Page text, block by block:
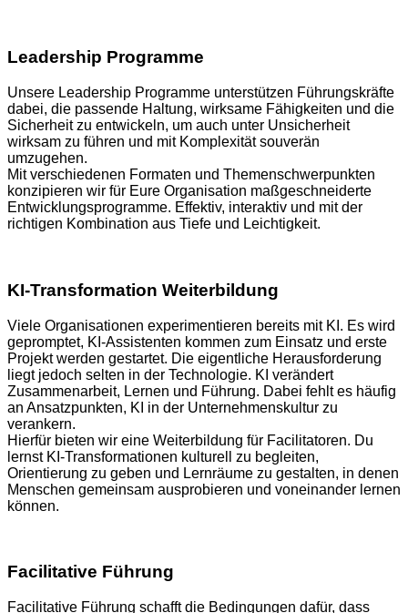
Leadership Programme
Unsere Leadership Programme unterstützen Führungskräfte
dabei, die passende Haltung, wirksame Fähigkeiten und die
Sicherheit zu entwickeln, um auch unter Unsicherheit
wirksam zu führen und mit Komplexität souverän
umzugehen.
Mit verschiedenen Formaten und Themenschwerpunkten
konzipieren wir für Eure Organisation maßgeschneiderte
Entwicklungsprogramme. Effektiv, interaktiv und mit der
richtigen Kombination aus Tiefe und Leichtigkeit.
KI-Transformation Weiterbildung
Viele Organisationen experimentieren bereits mit KI. Es wird
gepromptet, KI-Assistenten kommen zum Einsatz und erste
Projekt werden gestartet. Die eigentliche Herausforderung
liegt jedoch selten in der Technologie. KI verändert
Zusammenarbeit, Lernen und Führung. Dabei fehlt es häufig
an Ansatzpunkten, KI in der Unternehmenskultur zu
verankern.
Hierfür bieten wir eine Weiterbildung für Facilitatoren. Du
lernst KI-Transformationen kulturell zu begleiten,
Orientierung zu geben und Lernräume zu gestalten, in denen
Menschen gemeinsam ausprobieren und voneinander lernen
können.
Facilitative Führung
Facilitative Führung schafft die Bedingungen dafür, dass